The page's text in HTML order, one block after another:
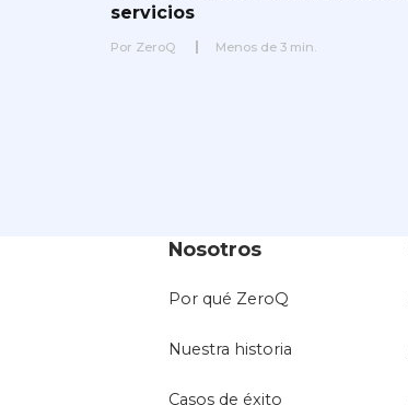
servicios
Por ZeroQ Menos de 3 min.
Nosotros
Por qué ZeroQ
Nuestra historia
Casos de éxito